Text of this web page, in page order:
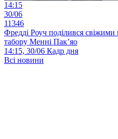
14:15
30/06
11346
Фредді Роуч поділився свіжими
табору Менні Пак’яо
14:15, 30/06 Кадр дня
Всі новини